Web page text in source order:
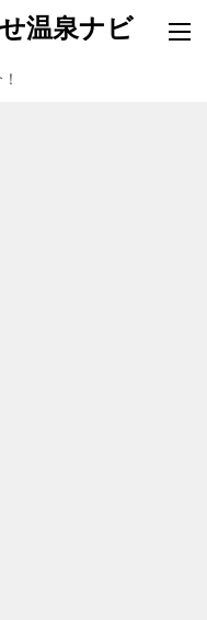
温泉ナビ